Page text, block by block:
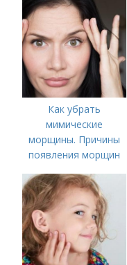
Как убрать
мимические
морщины. Причины
появления морщин